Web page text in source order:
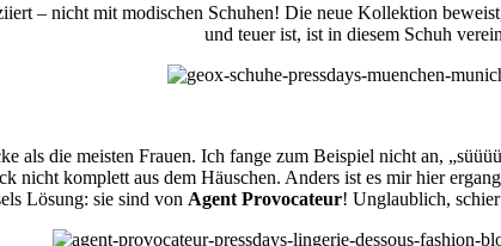
– nicht mit modischen Schuhen! Die neue Kollektion
und teuer ist, ist in diesem Schuh
als die meisten Frauen. Ich fange zum Beispiel nicht an,
nicht komplett aus dem Häuschen. Anders ist es mir hier
Lösung: sie sind von Agent Provocateur! Unglaublich,